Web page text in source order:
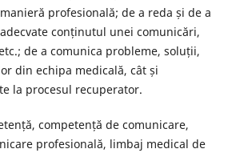
profesională; de a reda și de a
conținutul unei comunicări,
de a comunica probleme, soluții,
din echipa medicală, cât și
la procesul recuperator.
competență de comunicare,
profesională, limbaj medical de